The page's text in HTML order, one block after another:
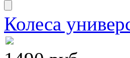
Колеса